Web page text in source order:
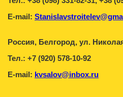
E-mail:
Россия, Белгород, ул.
Тел.: +7 (920) 578-10-92
E-mail: kvsalov@inbox.ru